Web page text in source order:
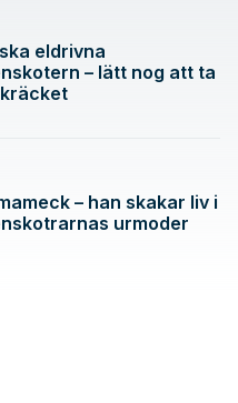
eldrivna
– lätt nog att ta
– han skakar liv i
urmoder